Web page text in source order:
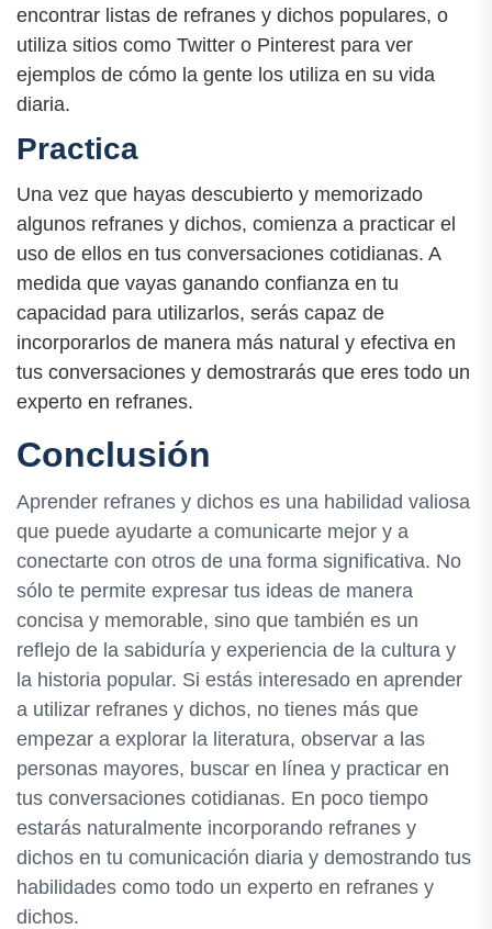
encontrar listas de refranes y dichos populares, o
utiliza sitios como Twitter o Pinterest para ver
ejemplos de cómo la gente los utiliza en su vida
diaria.
Practica
Una vez que hayas descubierto y memorizado
algunos refranes y dichos, comienza a practicar el
uso de ellos en tus conversaciones cotidianas. A
medida que vayas ganando confianza en tu
capacidad para utilizarlos, serás capaz de
incorporarlos de manera más natural y efectiva en
tus conversaciones y demostrarás que eres todo un
experto en refranes.
Conclusión
Aprender refranes y dichos es una habilidad valiosa
que puede ayudarte a comunicarte mejor y a
conectarte con otros de una forma significativa. No
sólo te permite expresar tus ideas de manera
concisa y memorable, sino que también es un
reflejo de la sabiduría y experiencia de la cultura y
la historia popular. Si estás interesado en aprender
a utilizar refranes y dichos, no tienes más que
empezar a explorar la literatura, observar a las
personas mayores, buscar en línea y practicar en
tus conversaciones cotidianas. En poco tiempo
estarás naturalmente incorporando refranes y
dichos en tu comunicación diaria y demostrando tus
habilidades como todo un experto en refranes y
dichos.